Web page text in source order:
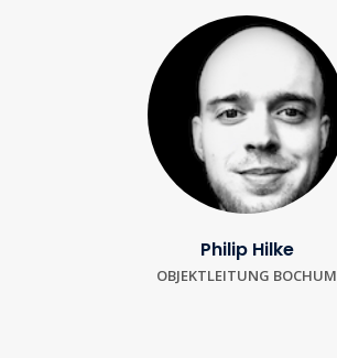
Philip Hilke
OBJEKTLEITUNG BOCHUM